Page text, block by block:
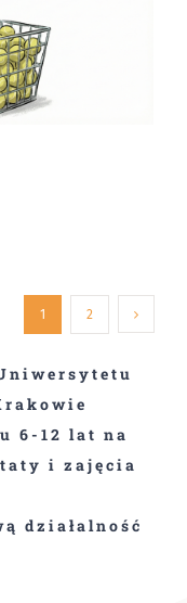
1 2
6-12 lat na
i zajęcia
działalność